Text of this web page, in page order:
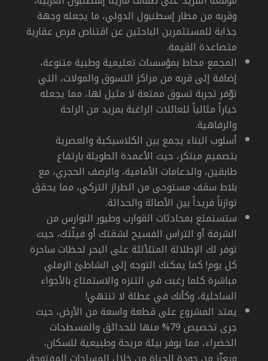
وقربه من مطار إسطنبول الدولي، ما يجعله وجهة
جذابة للمستثمرين الباحثين عن اقتناص فرص عقارية
متصاعدة القيمة.
المجمع محاط بمؤسسات تعليمية وطبية متنوعة،
إضافة إلى قربه من مراكز التسوق والمولات، التي
توّفر تجربة تسوق ممتعة لا مثيل لها، مما يجعله
خياراً مثالياً للعائلات الراغبة بمزيد من الراحة
والرفاهية.
أسلوب البناء يجمع بين الكلاسيكية والعصرية
بتصميم مبتكر، حيث الأعمدة الطويلة بارتفاع
طابقين، والدعامات الأمامية، والرصف الحجري، مع
بلاط سقف مستوحى من الطراز التركي، مما يحقق
توازناً فريداً بين الأصالة والحداثة.
ستستمتع بمحادثات القوارب وطيور النوارس من
الشرفة أو التراس الفسيح لشقتك أو فيلّتك، حيث
توفر لك الإطلالة المتلألئة على البحر لحظات ساحرة
كل يوم! كما يمكنك التوجه إلى الشاطئ الرملي
مباشرة كلما رغبت في التنزه والاستمتاع بالأجواء
الساحلية، وكأنك في عطلة لا تنتهي!
يمتد المشروع على قطعة واسعة من الأرض، حيث
جرى تخصيص 79% منها للحدائق والمسطحات
الخضراء، مما يوفر بيئة مريحة وطبيعية للسكان،